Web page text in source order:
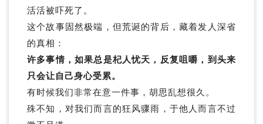
活活被吓死了。
这个故事固然极端，但荒诞的背后，藏着发人深省
的真相：
许多事情，如果总是杞人忧天，反复咀嚼，到头来
只会让自己身心受累。
有时候我们非常在意一件事，胡思乱想很久。
殊不知，对我们而言的狂风骤雨，于他人而言不过